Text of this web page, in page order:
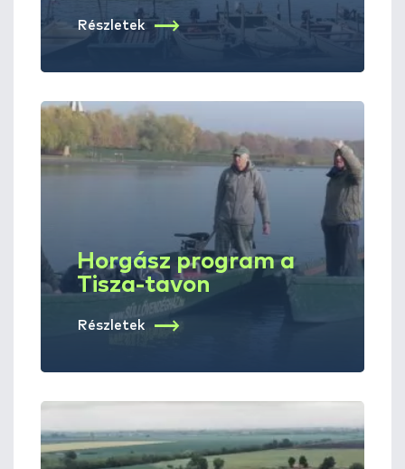
Részletek
Horgász program a
Tisza-tavon
Részletek